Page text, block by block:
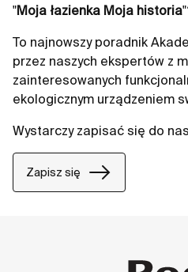
"Moja łazienka Moja historia
To najnowszy poradnik
przez naszych ekspertów z
zainteresowanych
ekologicznym urządzeniem
Wystarczy zapisać się do
Zapisz się